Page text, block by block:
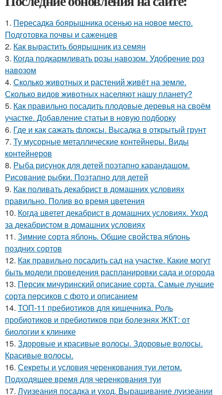
1. Пересадка боярышника осенью на новое место.
Подготовка почвы и саженцев
2. Как вырастить боярышник из семян
3. Когда подкармливать розы навозом. Удобрение роз
навозом
4. Сколько животных и растений живёт на земле.
Сколько видов животных населяют нашу планету?
5. Как правильно посадить плодовые деревья на своём
участке. Добавление статьи в новую подборку
6. Где и как сажать флоксы. Высадка в открытый грунт
7. Ту мусорные металлические контейнеры. Виды
контейнеров
8. Рыба рисунок для детей поэтапно карандашом.
Рисование рыбки. Поэтапно для детей
9. Как поливать декабрист в домашних условиях
правильно. Полив во время цветения
10. Когда цветет декабрист в домашних условиях. Уход
за декабристом в домашних условиях
11. Зимние сорта яблонь. Общие свойства яблонь
поздних сортов
12. Как правильно посадить сад на участке. Какие могут
быть модели проведения распланировки сада и огорода
13. Персик мичуринский описание сорта. Самые лучшие
сорта персиков с фото и описанием
14. ТОП-11 пребиотиков для кишечника. Роль
пробиотиков и пребиотиков при болезнях ЖКТ: от
биологии к клинике
15. Здоровые и красивые волосы. Здоровые волосы.
Красивые волосы.
16. Секреты и условия черенкования туи летом.
Подходящее время для черенкования туи
17. Луизеания посадка и уход. Выращивание луизеании